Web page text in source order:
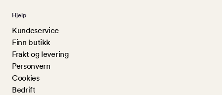
Hjelp
Kundeservice
Finn butikk
Frakt og levering
Personvern
Cookies
Bedrift